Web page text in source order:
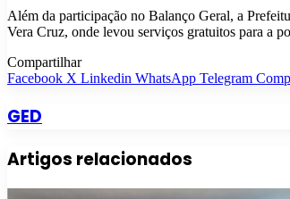
Além da participação no Balanço Geral, a
Vera Cruz, onde levou serviços gratuitos para a
Compartilhar
Facebook X Linkedin WhatsApp Telegram
GED
Artigos relacionados